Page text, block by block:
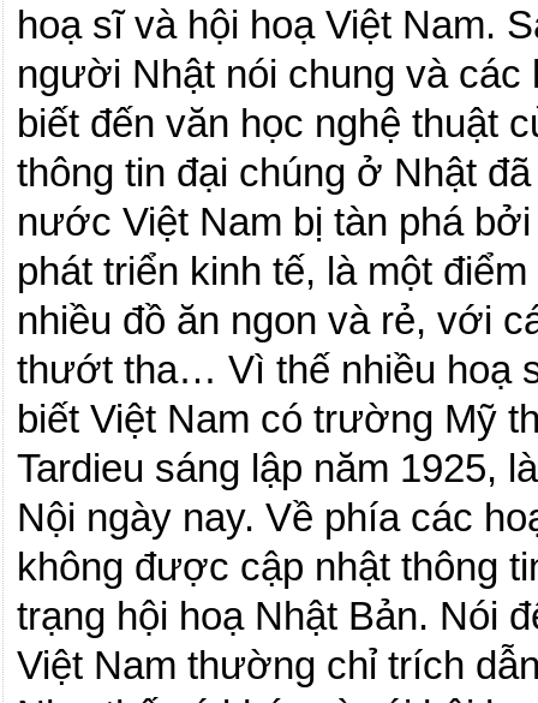
hoạ sĩ và hội hoạ Việt Nam.
người Nhật nói chung và các
biết đến văn học nghệ thuật
thông tin đại chúng ở Nhật
nước Việt Nam bị tàn phá
phát triển kinh tế, là một
nhiều đồ ăn ngon và rẻ, với
thướt tha… Vì thế nhiều hoạ
biết Việt Nam có trường Mỹ
Tardieu sáng lập năm 1925,
Nội ngày nay. Về phía các
không được cập nhật thông
trạng hội hoạ Nhật Bản. Nói
Việt Nam thường chỉ trích